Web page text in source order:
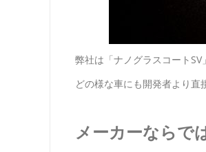
弊社は「ナノグラスコート
どの様な車にも開発者より直
メーカーならで